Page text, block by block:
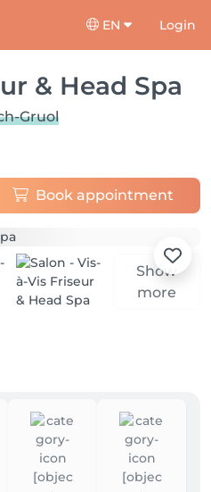
EN Login
& Head Spa
Gruol
Book appointment
Show
more